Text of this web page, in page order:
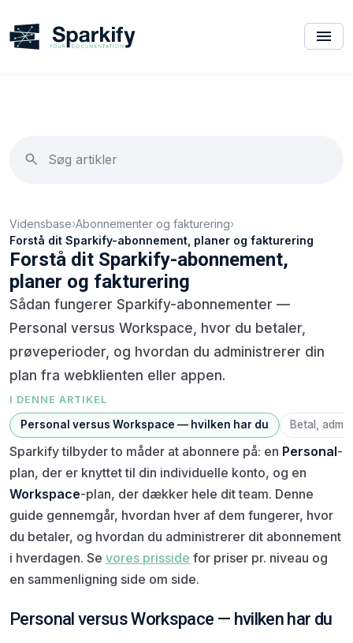
Vidensbase›Abonnementer og fakturering›
Forstå dit Sparkify-abonnement, planer og fakturering
Forstå dit Sparkify-abonnement,
planer og fakturering
Sådan fungerer Sparkify-abonnementer —
Personal versus Workspace, hvor du betaler,
prøveperioder, og hvordan du administrerer din
plan fra webklienten eller appen.
I DENNE ARTIKEL
Personal versus Workspace — hvilken har du Betal,
Sparkify tilbyder to måder at abonnere på: en Personal-
plan, der er knyttet til din individuelle konto, og en
Workspace-plan, der dækker hele dit team. Denne
guide gennemgår, hvordan hver af dem fungerer, hvor
du betaler, og hvordan du administrerer dit abonnement
i hverdagen. Se vores prisside for priser pr. niveau og
en sammenligning side om side.
Personal versus Workspace — hvilken har du